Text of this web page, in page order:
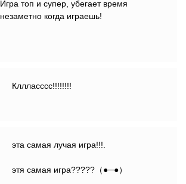
Игра топ и супер, убегает время
незаметно когда играешь!
Кллласссс!!!!!!!!
эта самая лучая игра!!!.
этя самая игра?????（●─●）